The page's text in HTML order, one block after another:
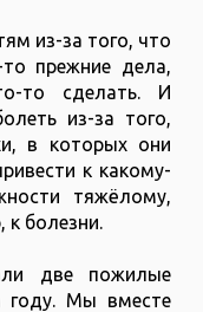
из-за того, что
прежние дела,
то сделать. И
из-за того,
в которых они
к какому-
тяжёлому,
болезни.
две пожилые
году. Мы вместе